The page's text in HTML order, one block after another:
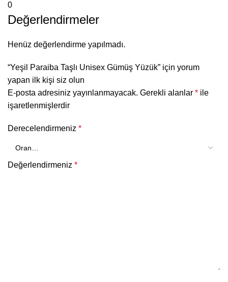
0
Değerlendirmeler
Henüz değerlendirme yapılmadı.
“Yeşil Paraiba Taşlı Unisex Gümüş Yüzük” için yorum
yapan ilk kişi siz olun
E-posta adresiniz yayınlanmayacak. Gerekli alanlar * ile
işaretlenmişlerdir
Derecelendirmeniz *
Değerlendirmeniz *